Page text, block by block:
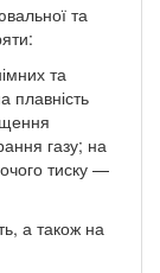
та
та
плавність
газу; на
тиску —
а також на